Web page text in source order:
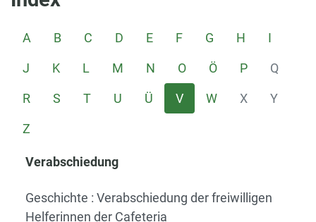
A B C D E F G H I
J K L M N O Ö P Q
R S T U Ü V W X Y
Z
Verabschiedung
Geschichte : Verabschiedung der freiwilligen
Helferinnen der Cafeteria